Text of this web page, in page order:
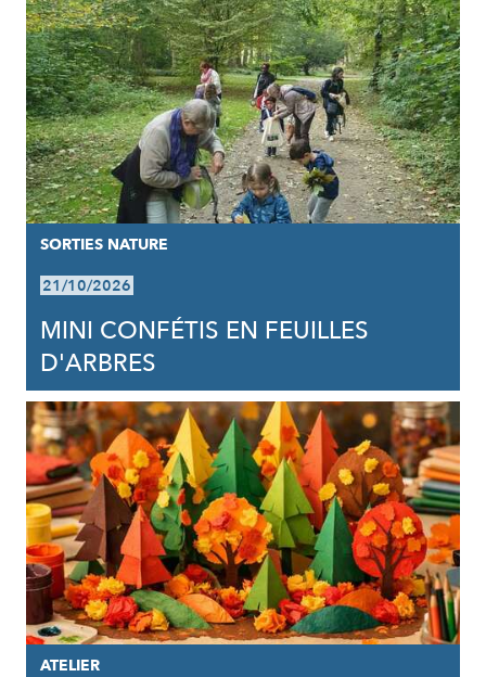
SORTIES NATURE
21/10/2026
MINI CONFÉTIS EN FEUILLES
D'ARBRES
ATELIER